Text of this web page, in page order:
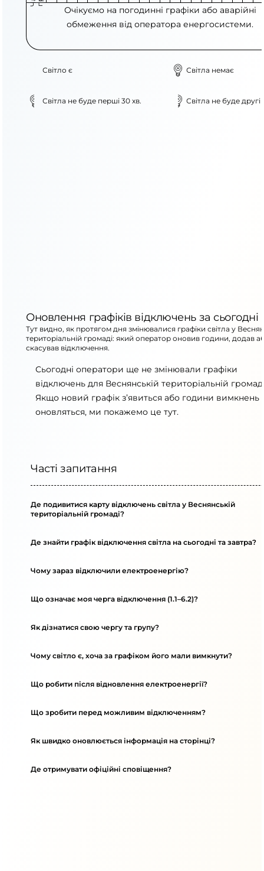
Очікуємо на погодинні графіки або аварійні
обмеження від оператора енергосистеми.
Світло є Світла немає
Світла не буде перші 30 хв. Світла не буде другі
Оновлення графіків відключень за сьогодні
Тут видно, як протягом дня змінювалися графіки світла у
територіальній громаді: який оператор оновив години, додав
скасував відключення.
Сьогодні оператори ще не змінювали графіки
відключень для Веснянській територіальній
Якщо новий графік з’явиться або години вимкнень
оновляться, ми покажемо це тут.
Часті запитання
Де подивитися карту відключень світла у Веснянській
територіальній громаді?
Де знайти графік відключення світла на сьогодні та завтра?
Чому зараз відключили електроенергію?
Що означає моя черга відключення (1.1–6.2)?
Як дізнатися свою чергу та групу?
Чому світло є, хоча за графіком його мали вимкнути?
Що робити після відновлення електроенергії?
Що зробити перед можливим відключенням?
Як швидко оновлюється інформація на сторінці?
Де отримувати офіційні сповіщення?